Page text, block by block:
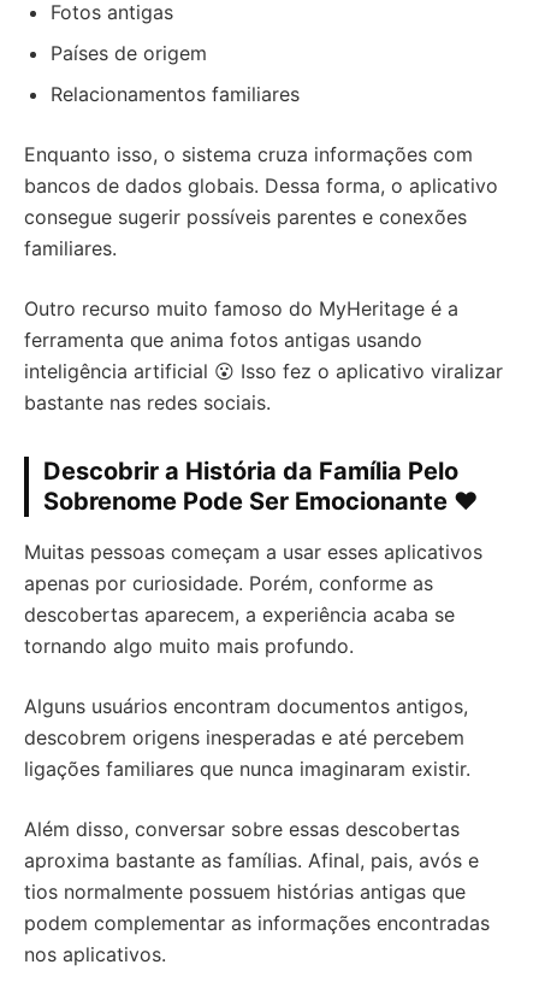
Fotos antigas
Países de origem
Relacionamentos familiares
Enquanto isso, o sistema cruza informações com
bancos de dados globais. Dessa forma, o aplicativo
consegue sugerir possíveis parentes e conexões
familiares.
Outro recurso muito famoso do MyHeritage é a
ferramenta que anima fotos antigas usando
inteligência artificial 😮 Isso fez o aplicativo viralizar
bastante nas redes sociais.
Descobrir a História da Família Pelo
Sobrenome Pode Ser Emocionante ❤️
Muitas pessoas começam a usar esses aplicativos
apenas por curiosidade. Porém, conforme as
descobertas aparecem, a experiência acaba se
tornando algo muito mais profundo.
Alguns usuários encontram documentos antigos,
descobrem origens inesperadas e até percebem
ligações familiares que nunca imaginaram existir.
Além disso, conversar sobre essas descobertas
aproxima bastante as famílias. Afinal, pais, avós e
tios normalmente possuem histórias antigas que
podem complementar as informações encontradas
nos aplicativos.